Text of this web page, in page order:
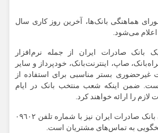
هماهنگی بانک‌ها، آخرین روز کاری سال
بانک صادرات ایران از جمله نرم‌افزار
صاپ، اینترنت‌بانک، خودپرداز و سایر
غیرحضوری بستر مناسبی برای استفاده از
ضمن اینکه شعب منتخب بانک در ایام
لازم را ارائه خواهند کرد.
همچنین واحد امداد مشتریان بانک صادرات ایران نیز با شماره تلفن ٠٩٦٠٢
به تماس‌های مشتریان است.